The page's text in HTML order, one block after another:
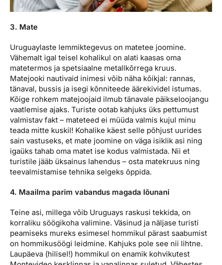
3. Mate
Uruguaylaste lemmiktegevus on matetee joomine.
Vähemalt igal teisel kohalikul on alati kaasas oma
matetermos ja spetsiaalne metallkõrrega kruus.
Matejooki nautivaid inimesi võib näha kõikjal: rannas,
tänaval, bussis ja isegi kõnniteede äärekividel istumas.
Kõige rohkem matejoojaid ilmub tänavale päikseloojangu
vaatlemise ajaks. Turiste ootab kahjuks üks pettumust
valmistav fakt – mateteed ei müüda valmis kujul minu
teada mitte kuskil! Kohalike käest selle põhjust uurides
sain vastuseks, et mate joomine on väga isiklik asi ning
igaüks tahab oma matet ise kodus valmistada. Nii et
turistile jääb üksainus lahendus – osta matekruus ning
teevalmistamise tehnika selgeks õppida.
4. Maailma parim vabandus magada lõunani
Teine asi, millega võib Uruguays raskusi tekkida, on
korraliku söögikoha valimine. Väsinud ja näljase turisti
peamiseks mureks esimesel hommikul pärast saabumist
on hommikusöögi leidmine. Kahjuks pole see nii lihtne.
Laupäeva (hilisel!) hommikul on enamik kohvikutest